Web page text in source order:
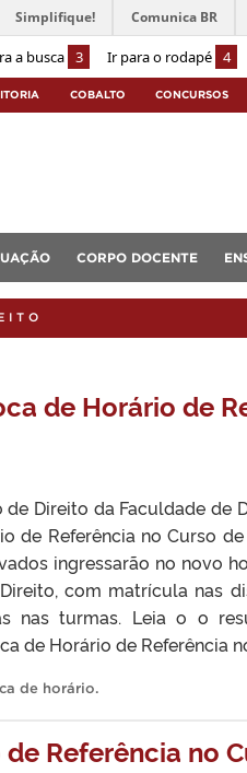
a busca 3 Ir para o rodapé 4
Simplifique! Comunica BR
COBALTO CONCURSOS
CORPO DOCENTE
de Horário de
de Direito da Faculdade de
de Referência no Curso
ingressarão no novo
com matrícula nas
nas turmas. Leia o o
de Horário de Referência
de horário.
Referência no